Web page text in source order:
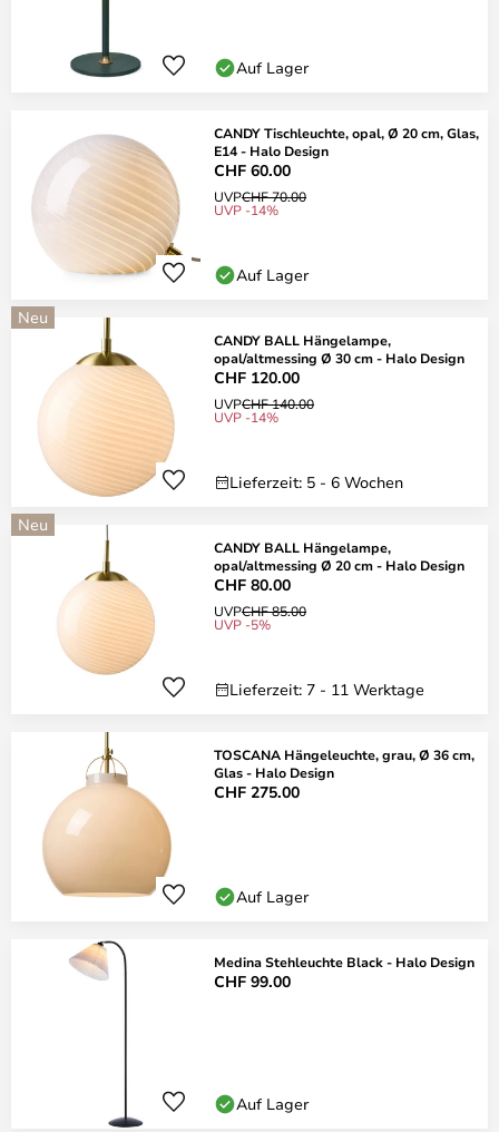
Auf Lager
CANDY Tischleuchte, opal, Ø 20 cm, Glas,
E14 - Halo Design
CHF 60.00
UVPCHF 70.00
UVP -14%
Auf Lager
Neu
CANDY BALL Hängelampe,
opal/altmessing Ø 30 cm - Halo Design
CHF 120.00
UVPCHF 140.00
UVP -14%
Lieferzeit: 5 - 6 Wochen
Neu
CANDY BALL Hängelampe,
opal/altmessing Ø 20 cm - Halo Design
CHF 80.00
UVPCHF 85.00
UVP -5%
Lieferzeit: 7 - 11 Werktage
TOSCANA Hängeleuchte, grau, Ø 36 cm,
Glas - Halo Design
CHF 275.00
Auf Lager
Medina Stehleuchte Black - Halo Design
CHF 99.00
Auf Lager